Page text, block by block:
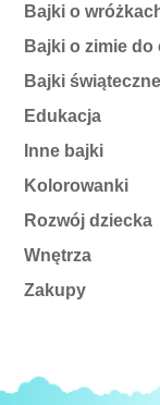
Bajki o
Bajki o zimie do
Bajki
Edukacja
Inne bajki
Kolorowanki
Rozwój dziecka
Wnętrza
Zakupy